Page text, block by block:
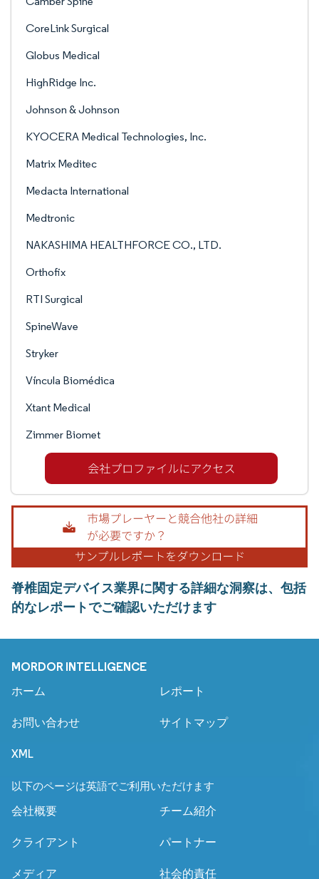
CoreLink Surgical
Globus Medical
HighRidge Inc.
Johnson & Johnson
KYOCERA Medical Technologies, Inc.
Matrix Meditec
Medacta International
Medtronic
NAKASHIMA HEALTHFORCE CO., LTD.
Orthofix
RTI Surgical
SpineWave
Stryker
Víncula Biomédica
Xtant Medical
Zimmer Biomet
脊椎固定デバイス業界に関する詳細な洞察は、包括
的なレポートでご確認いただけます
MORDOR INTELLIGENCE
ホーム レポート
お問い合わせ サイトマップ
XML
以下のページは英語でご利用いただけます
会社概要 チーム紹介
クライアント パートナー
メディア 社会的責任